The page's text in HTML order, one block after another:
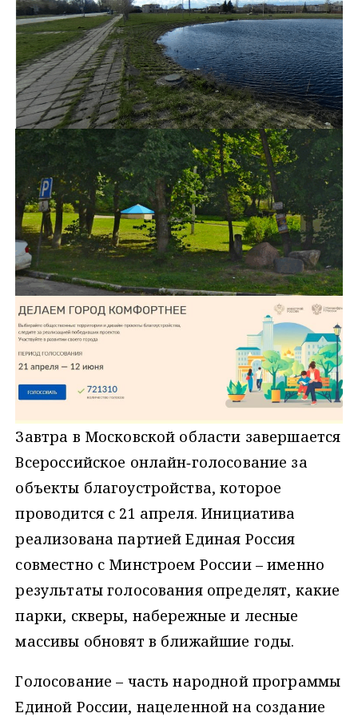
Завтра в Московской области завершается
Всероссийское онлайн‑голосование за
объекты благоустройства, которое
проводится с 21 апреля. Инициатива
реализована партией Единая Россия
совместно с Минстроем России – именно
результаты голосования определят, какие
парки, скверы, набережные и лесные
массивы обновят в ближайшие годы.
Голосование – часть народной программы
Единой России, нацеленной на создание